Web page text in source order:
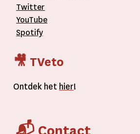
Twitter
YouTube
Spotify
🎥 TVeto
Ontdek het hier!